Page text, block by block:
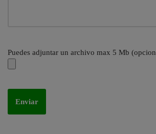
Puedes adjuntar un archivo max 5 Mb